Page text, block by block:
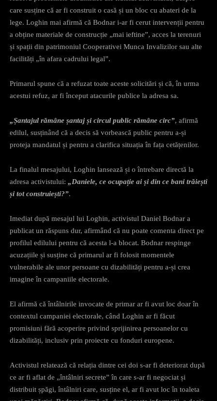
care susține că ar fi construit o casă și un bloc cu abateri de la
lege. Loghin mai afirmă că Bodnar i-ar fi cerut intervenții pentru
a obține materiale de construcție „mai ieftine”, acces la terenuri
și spații din patrimoniul Cooperativei Munca Invalizilor sau alte
facilități „în afara cadrului legal”.
Primarul spune că a refuzat toate aceste solicitări și că, în urma
acestui refuz, ar fi început atacurile publice la adresa sa.
„Șantajul rămâne șantaj și circul public rămâne circ”, afirmă
edilul, susținând că a decis să vorbească public pentru a-și
proteja mandatul și pentru a clarifica situația în fața cetățenilor.
La finalul mesajului, Loghin lansează și o întrebare directă la
adresa activistului: „Daniele, ce ocupație ai și din ce bani trăiești
și tot construiești?”.
Imediat după mesajul lui Loghin, activistul Daniel Bodnar a
publicat un răspuns dur, afirmând că nu poate comenta direct pe
profilul edilului pentru că acesta l-a blocat. Bodnar respinge
acuzațiile și susține că primarul ar fi folosit momentele
vulnerabile ale unor persoane cu dizabilități pentru a-și crea
imagine în campaniile electorale.
El afirmă că întâlnirile invocate de primar ar fi avut loc doar în
contextul campaniei electorale, când Loghin ar fi făcut
promisiuni fără acoperire privind sprijinirea persoanelor cu
dizabilități, inclusiv prin proiecte cu fonduri europene.
Activistul relatează că relația dintre cei doi s-ar fi deteriorat după
ce ar fi aflat de „întâlniri secrete” în care s-ar fi negociat și
distribuit șpăgi, întâlniri care, susține el, ar fi avut loc în toaleta